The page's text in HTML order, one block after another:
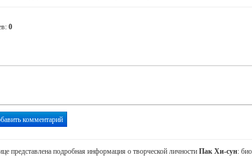
: 0
представлена подробная информация о творческой личности Пак Хи-сун: